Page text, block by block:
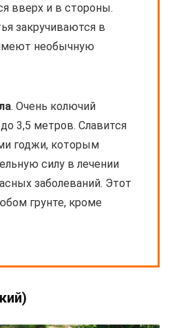
вверх и в стороны.
закручиваются в
необычную
. Очень колючий
3,5 метров. Славится
годжи, которым
силу в лечении
заболеваний. Этот
грунте, кроме